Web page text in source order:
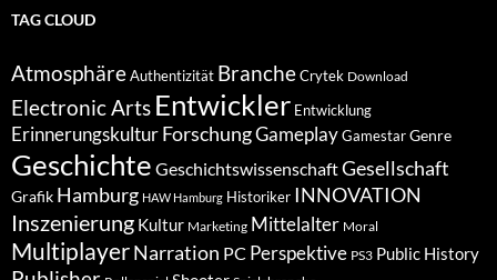
TAG CLOUD
Atmosphäre Authentizität Branche Crytek Download
Electronic Arts Entwickler Entwicklung
Erinnerungskultur ForschungGameplay Gamestar Genre
Geschichte GeschichtswissenschaftGesellschaft
Grafik Hamburg HAW Hamburg Historiker INNOVATION
Inszenierung Kultur Marketing Mittelalter Moral
MultiplayerNarration PC Perspektive PS3 Public History